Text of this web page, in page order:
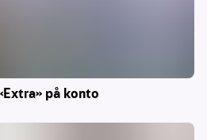
på konto